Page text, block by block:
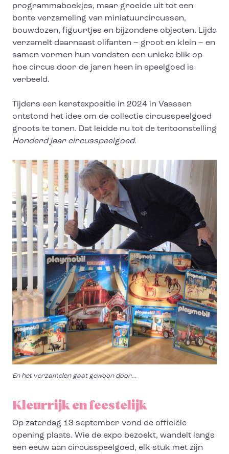
programmaboekjes, maar groeide uit tot een
bonte verzameling van miniatuurcircussen,
bouwdozen, figuurtjes en bijzondere objecten. Lijda
verzamelt daarnaast olifanten – groot en klein – en
samen vormen hun vondsten een unieke blik op
hoe circus door de jaren heen in speelgoed is
verbeeld.
Tijdens een kerstexpositie in 2024 in Vaassen
ontstond het idee om de collectie circusspeelgoed
groots te tonen. Dat leidde nu tot de tentoonstelling
Honderd jaar circusspeelgoed.
En het verzamelen gaat gewoon door…
Kleurrijk en feestelijk
Op zaterdag 13 september vond de officiële
opening plaats. Wie de expo bezoekt, wandelt langs
een eeuw aan circusspeelgoed, elk stuk met zijn